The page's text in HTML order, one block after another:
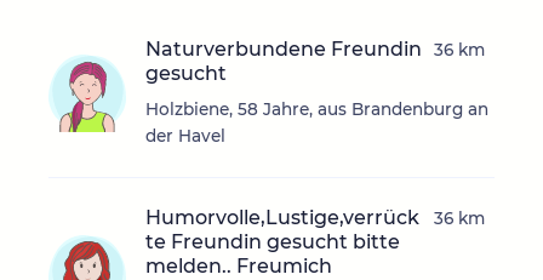
Naturverbundene Freundin
gesucht
Holzbiene, 58 Jahre, aus Brandenburg an
der Havel
36 km
Humorvolle,Lustige,verrück
te Freundin gesucht bitte
melden.. Freumich
36 km